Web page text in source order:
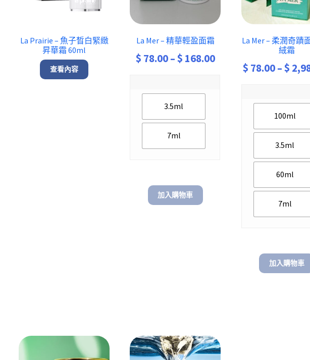
La Prairie – 魚子晳白緊緻
昇華霜 60ml
查看內容
La Mer – 精華輕盈面霜
$ 78.00–$ 168.00Price
range:
3.5ml
7ml
加入購物車
La Mer – 柔潤奇蹟
絨霜
$ 78.00 –$
100ml
3.5ml
60ml
7ml
加入購物車